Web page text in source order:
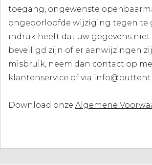
toegang, ongewenste
ongeoorloofde wijziging tegen te
indruk heeft dat uw gegevens niet
beveiligd zijn of er aanwijzingen
misbruik, neem dan contact op
klantenservice of via
Download onze Algemene